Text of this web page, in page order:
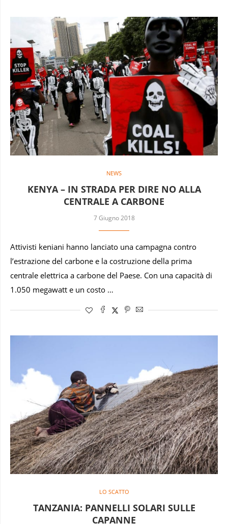
NEWS
KENYA – IN STRADA PER DIRE NO ALLA
CENTRALE A CARBONE
7 Giugno 2018
Attivisti keniani hanno lanciato una campagna contro
l’estrazione del carbone e la costruzione della prima
centrale elettrica a carbone del Paese. Con una capacità di
1.050 megawatt e un costo …
LO SCATTO
TANZANIA: PANNELLI SOLARI SULLE
CAPANNE